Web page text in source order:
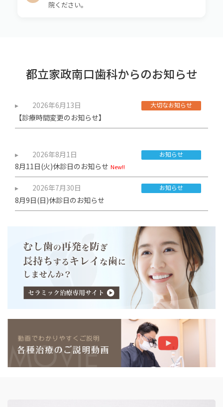
院ください。
都立家政南口歯科からのお知らせ
2026年6月13日 大切なお知らせ
【診療時間変更のお知らせ】
2026年8月1日 お知らせ
8月11日(火)休診日のお知らせ New!!
2026年7月30日 お知らせ
8月9日(日)休診日のお知らせ